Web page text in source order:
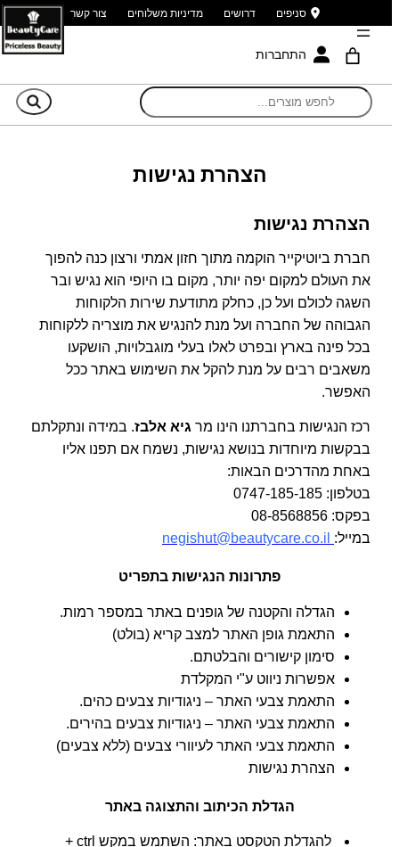
סניפים דרושים מדיניות משלוחים צור קשר
התחברות
הצהרת נגישות
הצהרת נגישות
חברת ביוטיקייר הוקמה מתוך חזון אמתי ורצון כנה להפוך
את העולם למקום יפה יותר, מקום בו היופי הוא נגיש ובר
השגה לכולם ועל כן, כחלק מתודעת שירות הלקוחות
הגבוהה של החברה ועל מנת להנגיש את מוצריה ללקוחות
בכל פינה בארץ ובפרט לאלו בעלי מוגבלויות, הושקעו
משאבים רבים על מנת להקל את השימוש באתר ככל
האפשר.
רכז הנגישות בחברתנו הינו מר גיא אלבז. במידה ונתקלתם
בבקשות מיוחדות בנושא נגישות, נשמח אם תפנו אליו
באחת מהדרכים הבאות:
בטלפון: 0747-185-185
בפקס: 08-8568856
במייל: negishut@beautycare.co.il
פתרונות הנגישות בתפריט
הגדלה והקטנה של גופנים באתר במספר רמות.
התאמת גופן האתר למצב קריא (בולט)
סימון קישורים והבלטתם.
אפשרות ניווט ע"י המקלדת
התאמת צבעי האתר – ניגודיות צבעים כהים.
התאמת צבעי האתר – ניגודיות צבעים בהירים.
התאמת צבעי האתר לעיוורי צבעים (ללא צבעים)
הצהרת נגישות
הגדלת הכיתוב והתצוגה באתר
להגדלת הטקסט באתר: השתמש במקש ctrl +